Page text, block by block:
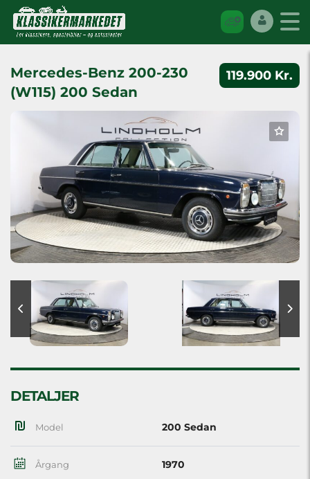
119.900 Kr.
Mercedes-Benz 200-230
(W115) 200 Sedan
DETALJER
Model 200 Sedan
Årgang 1970